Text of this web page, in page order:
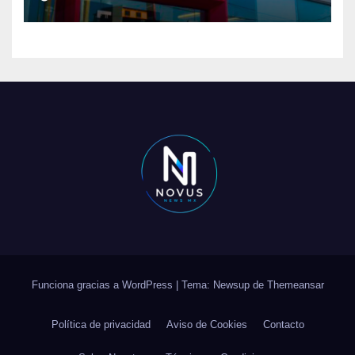
crediticio
Funciona gracias a WordPress Tema: Newsup de Themeansar
Política de privacidad Aviso de Cookies Contacto